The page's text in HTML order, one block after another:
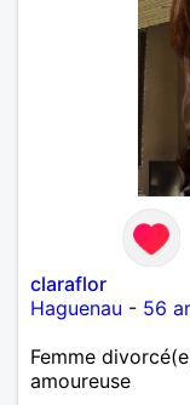
claraflor
Haguenau - 56
Femme
amoureuse